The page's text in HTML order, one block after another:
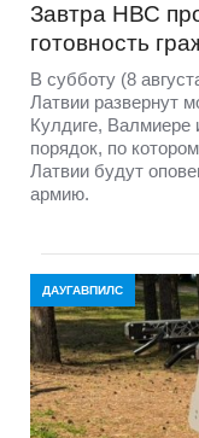
Завтра НВС
готовность
В субботу (8
Латвии развернут
Кулдиге, Валмиере
порядок, по
Латвии будут
армию.
ДАУГАВПИЛС